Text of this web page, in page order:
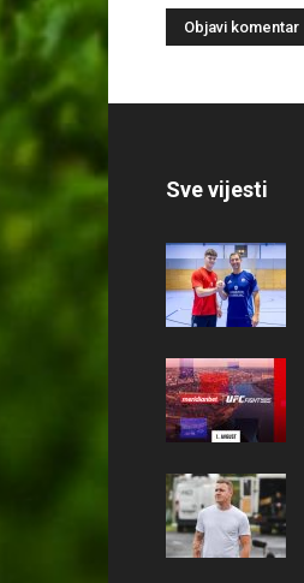
Sve vijesti